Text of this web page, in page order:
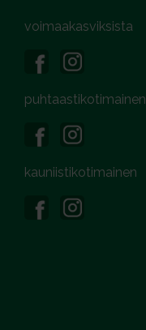
voimaakasviksista
puhtaastikotimainen
kauniistikotimainen